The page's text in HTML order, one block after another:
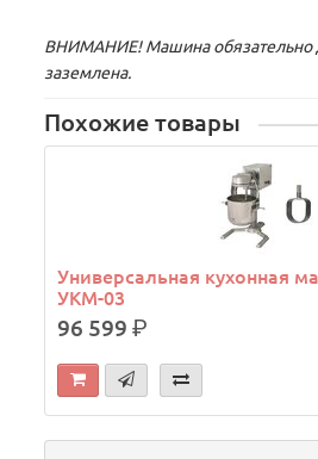
ВНИМАНИЕ! Машина обязательно
заземлена.
Похожие товары
Универсальная кухонная
УКМ-03
96 599р.